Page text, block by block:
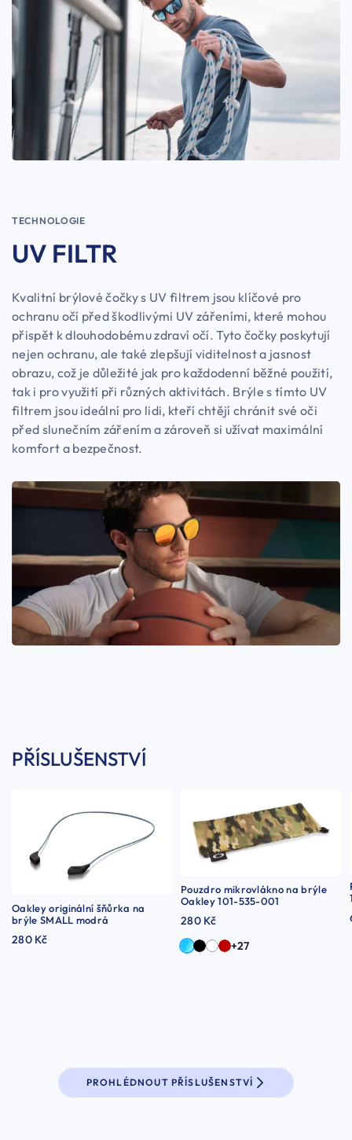
TECHNOLOGIE
UV FILTR
Kvalitní brýlové čočky s UV filtrem jsou klíčové pro
ochranu očí před škodlivými UV zářeními, které mohou
přispět k dlouhodobému zdraví očí. Tyto čočky poskytují
nejen ochranu, ale také zlepšují viditelnost a jasnost
obrazu, což je důležité jak pro každodenní běžné použití,
tak i pro využití při různých aktivitách. Brýle s tímto UV
filtrem jsou ideální pro lidi, kteří chtějí chránit své oči
před slunečním zářením a zároveň si užívat maximální
komfort a bezpečnost.
PŘÍSLUŠENSTVÍ
Oakley originální šňůrka na
brýle SMALL modrá
280 Kč
Pouzdro mikrovlákno na brýle
Oakley 101-535-001
280 Kč
+27
PROHLÉDNOUT PŘÍSLUŠENSTVÍ